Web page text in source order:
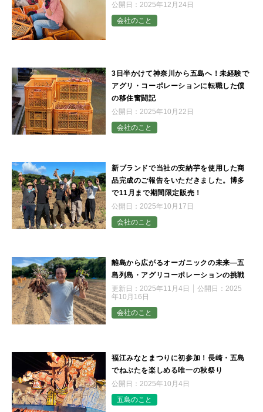
公開日： 2025年12月24日
会社のこと
3日半かけて神奈川から五島へ！未経験で
アグリ・コーポレーションに転職した僕
の移住奮闘記
公開日： 2025年10月22日
会社のこと
新ブランドで当社の安納芋を使用した商
品完成のご報告をいただきました。博多
で11月まで期間限定販売！
公開日： 2025年10月17日
会社のこと
離島から広がるオーガニックの未来―五
島列島・アグリコーポレーションの挑戦
更新日： 2025年11月4日 公開日： 2025
年10月16日
会社のこと
福江みなとまつりに初参加！長崎・五島
でねぶたを楽しめる唯一の秋祭り
公開日： 2025年10月4日
五島のこと